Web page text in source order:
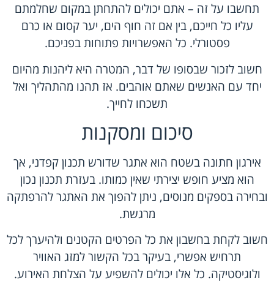
תחשבו על זה – אתם יכולים להתחתן במקום שחלמתם
עליו כל חייכם, בין אם זה חוף הים, יער קסום או כרם
פסטורלי. כל האפשרויות פתוחות בפניכם.
חשוב לזכור שבסופו של דבר, המטרה היא ליהנות מהיום
יחד עם האנשים שאתם אוהבים. אז תהנו מהתהליך ואל
תשכחו לחייך.
סיכום ומסקנות
אירגון חתונה בשטח הוא אתגר שדורש תכנון קפדני, אך
הוא מציע חופש יצירתי שאין כמותו. בעזרת תכנון נכון
ובחירה בספקים מנוסים, ניתן להפוך את האתגר להרפתקה
מרגשת.
חשוב לקחת בחשבון את כל הפרטים הקטנים ולהיערך לכל
תרחיש אפשרי, בעיקר בכל הקשור למזג האוויר
ולוגיסטיקה. כל אלו יכולים להשפיע על הצלחת האירוע.